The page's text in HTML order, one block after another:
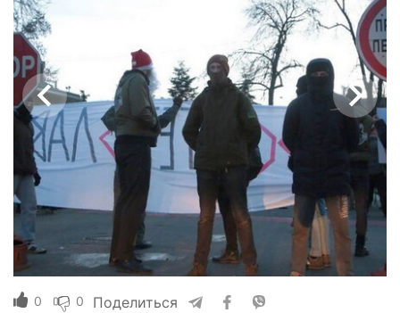
0 0 Поделиться